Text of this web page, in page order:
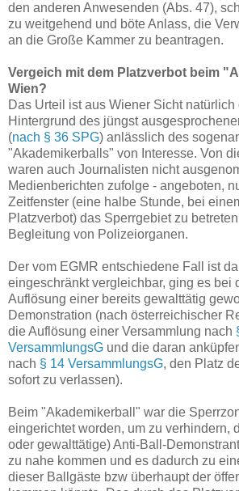
den anderen Anwesenden (Abs. 47),
zu weitgehend und böte Anlass, die
an die Große Kammer zu beantragen.
Vergeich mit dem Platzverbot beim
Wien?
Das Urteil ist aus Wiener Sicht natürlich
Hintergrund des jüngst
(nach § 36 SPG) anlässlich des
"Akademikerballs" von Interesse. Von
waren auch Journalisten nicht
Medienberichten zufolge - angeboten,
Zeitfenster (eine halbe Stunde, bei
Platzverbot) das Sperrgebiet zu
Begleitung von Polizeiorganen.
Der vom EGMR entschiedene Fall ist
eingeschränkt vergleichbar, ging es bei
Auflösung einer bereits gewalttätig
Demonstration (nach österreichischer
die Auflösung einer Versammlung nach
VersammlungsG und die daran
nach § 14 VersammlungsG, den Platz
sofort zu verlassen).
Beim "Akademikerball" war die
eingerichtet worden, um zu verhindern,
oder gewalttätige) Anti-Ball-
zu nahe kommen und es dadurch zu
dieser Ballgäste bzw überhaupt der